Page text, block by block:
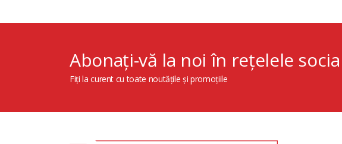
Abonați-vă la noi în rețelele
Fiți la curent cu toate noutățile și promoțiile